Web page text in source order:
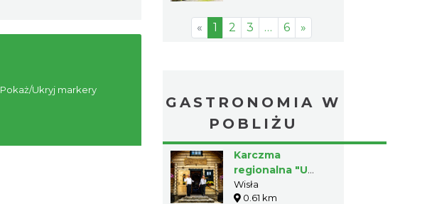
Pokaż/Ukryj markery
« 1 2 3 … 6 »
GASTRONOMIA W
POBLIŻU
Karczma
regionalna "U
Karola"
Wisła
0.61 km